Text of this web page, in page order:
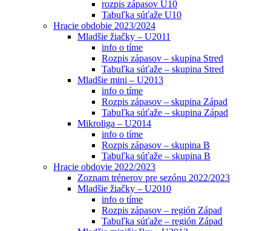
rozpis zápasov U10
Tabuľka súťaže U10
Hracie obdobie 2023/2024
Mladšie žiačky – U2011
info o tíme
Rozpis zápasov – skupina Stred
Tabuľka súťaže – skupina Stred
Mladšie mini – U2013
info o tíme
Rozpis zápasov – skupina Západ
Tabuľka súťaže – skupina Západ
Mikroliga – U2014
info o tíme
Rozpis zápasov – skupina B
Tabuľka súťaže – skupina B
Hracie obdovie 2022/2023
Zoznam trénerov pre sezónu 2022/2023
Mladšie žiačky – U2010
info o tíme
Rozpis zápasov – región Západ
Tabuľka súťaže – región Západ